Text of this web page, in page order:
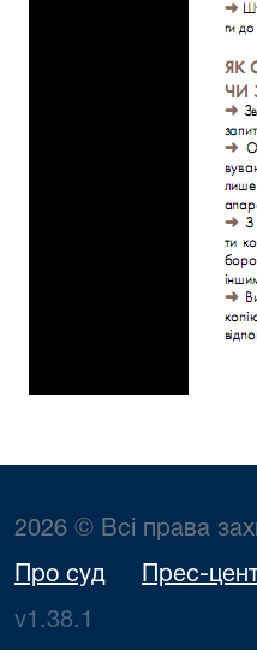
2026 © Всі права
Про суд Прес-
v1.38.1